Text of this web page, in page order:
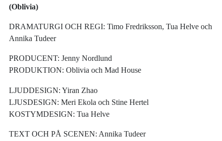
(Oblivia)
DRAMATURGI OCH REGI: Timo Fredriksson, Tua Helve och
Annika Tudeer
PRODUCENT: Jenny Nordlund
PRODUKTION: Oblivia och Mad House
LJUDDESIGN: Yiran Zhao
LJUSDESIGN: Meri Ekola och Stine Hertel
KOSTYMDESIGN: Tua Helve
TEXT OCH PÅ SCENEN: Annika Tudeer